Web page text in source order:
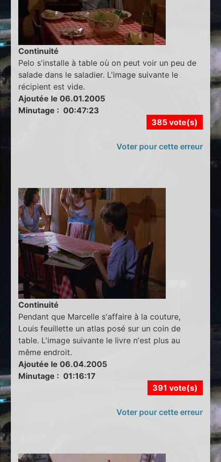
Continuité
Pelo s'installe à table où on peut voir un peu de
salade dans le saladier. L'image suivante le
récipient est vide.
Ajoutée le 06.01.2005
Minutage : 00:47:23
385 vote(s)
Voter pour cette erreur
Continuité
Pendant que Marcelle s'affaire à la couture,
Louis feuillette un atlas posé sur un coin de
table. L'image suivante le livre n'est plus au
même endroit.
Ajoutée le 06.04.2005
Minutage : 01:16:17
391 vote(s)
Voter pour cette erreur